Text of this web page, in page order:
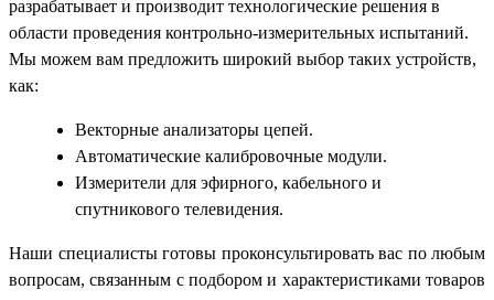
разрабатывает и производит технологические решения в
области проведения контрольно-измерительных испытаний.
Мы можем вам предложить широкий выбор таких устройств,
как:
Векторные анализаторы цепей.
Автоматические калибровочные модули.
Измерители для эфирного, кабельного и
спутникового телевидения.
Наши специалисты готовы проконсультировать вас по любым
вопросам, связанным с подбором и характеристиками товаров